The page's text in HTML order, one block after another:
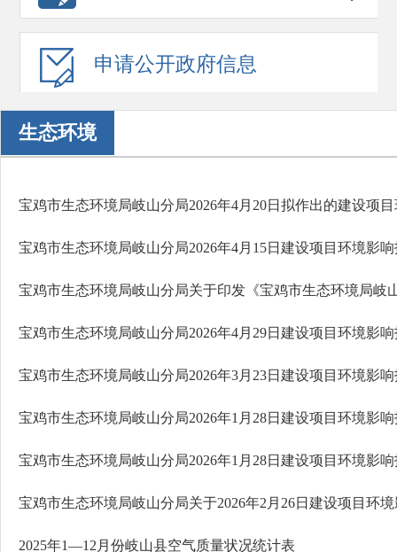
申请公开政府信息
生态环境
2025年1—12月份岐山县空气质量状况统计表